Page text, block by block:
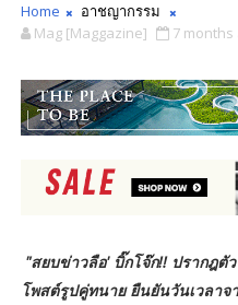
Home
อาชญากรรม
Mag [Maggazine]
7 months
"สยบข่าวลือ' บิ๊กโจ๊ก!! ปรากฎตั
โพสต์รูปคู่ทนาย ยืนยันวันเวลาจ